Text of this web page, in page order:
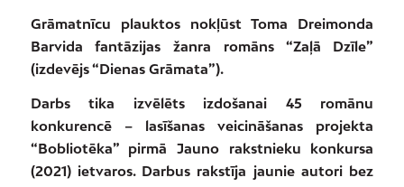
Grāmatnīcu plauktos nokļūst Toma Dreimonda
Barvida fantāzijas žanra romāns “Zaļā Dzīle”
(izdevējs “Dienas Grāmata”).
Darbs tika izvēlēts izdošanai 45 romānu
konkurencē – lasīšanas veicināšanas projekta
“Bobliotēka” pirmā Jauno rakstnieku konkursa
(2021) ietvaros. Darbus rakstīja jaunie autori bez